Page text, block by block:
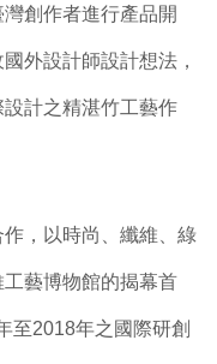
創作者進行產品開
外設計師設計想法，
計之精湛竹工藝作
，以時尚、纖維、綠
藝博物館的揭幕首
至2018年之國際研創